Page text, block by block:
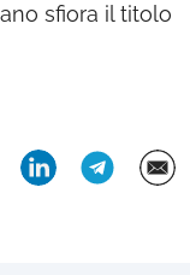
sfiora il titolo